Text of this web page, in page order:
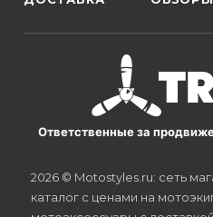
Ответственные за
2026 © Motostyles.ru: сеть
каталог с ценами на